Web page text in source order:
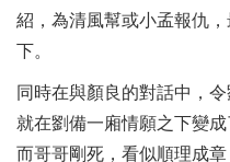
紹，為清風幫或小孟報仇
下。
同時在與顏良的對話中，
就在劉備一廂情願之下變
而哥哥剛死，看似順理成